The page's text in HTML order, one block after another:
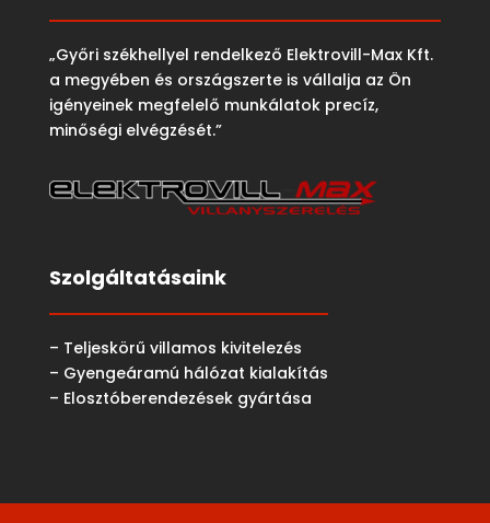
„Győri székhellyel rendelkező Elektrovill-Max Kft.
a megyében és országszerte is vállalja az Ön
igényeinek megfelelő munkálatok precíz,
minőségi elvégzését.”
Szolgáltatásaink
– Teljeskörű villamos kivitelezés
– Gyengeáramú hálózat kialakítás
– Elosztóberendezések gyártása